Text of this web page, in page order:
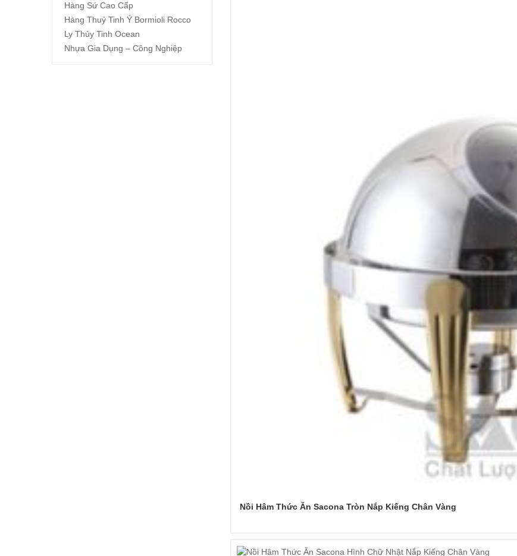
Nồi Hâm Thức Ăn Sacona Tròn Nắp Kiếng Chân Vàng
Hàng Sứ Cao Cấp
Hàng Thuỷ Tinh Ý Bormioli Rocco
Ly Thủy Tinh Ocean
Nhựa Gia Dụng – Công Nghiệp